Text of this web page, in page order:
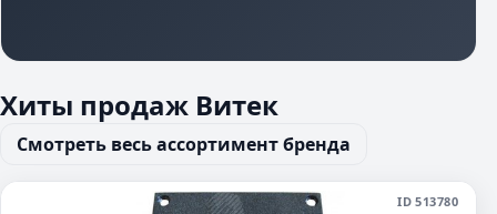
Хиты продаж Витек
Смотреть весь ассортимент бренда
ID 513780